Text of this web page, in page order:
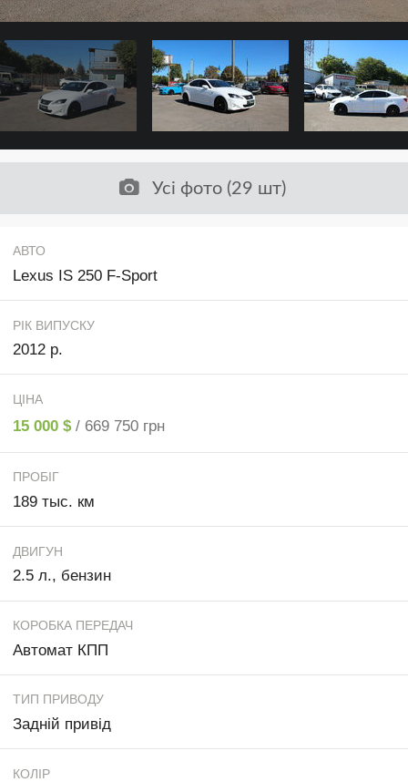
Усі фото (29 шт)
АВТО
Lexus IS 250 F-Sport
РІК ВИПУСКУ
2012 р.
ЦІНА
15 000 $ / 669 750 грн
ПРОБІГ
189 тыс. км
ДВИГУН
2.5 л., бензин
КОРОБКА ПЕРЕДАЧ
Автомат КПП
ТИП ПРИВОДУ
Задній привід
КОЛІР